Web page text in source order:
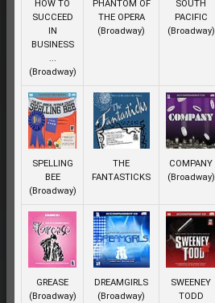
HOW TO
SUCCEED
IN
BUSINESS
...
(Broadway)
PHANTOM OF
THE OPERA
(Broadway)
SOUTH
PACIFIC
(Broadway)
SPELLING
BEE
(Broadway)
THE
FANTASTICKS
COMPANY
(Broadway)
GREASE
(Broadway)
DREAMGIRLS
(Broadway)
SWEENEY
TODD